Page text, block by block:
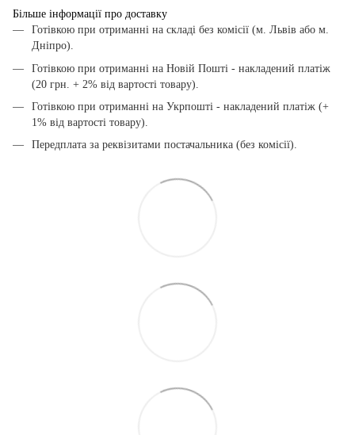
Більше інформації про доставку
Готівкою при отриманні на складі без комісії (м. Львів або м.
Дніпро).
Готівкою при отриманні на Новій Пошті - накладений платіж
(20 грн. + 2% від вартості товару).
Готівкою при отриманні на Укрпошті - накладений платіж (+
1% від вартості товару).
Передплата за реквізитами постачальника (без комісії).